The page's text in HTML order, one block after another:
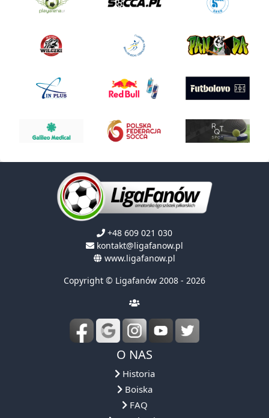
+48 609 021 030
kontakt@ligafanow.pl
www.ligafanow.pl
Copyright © Ligafanów 2008 - 2026
O NAS
Historia
Boiska
FAQ